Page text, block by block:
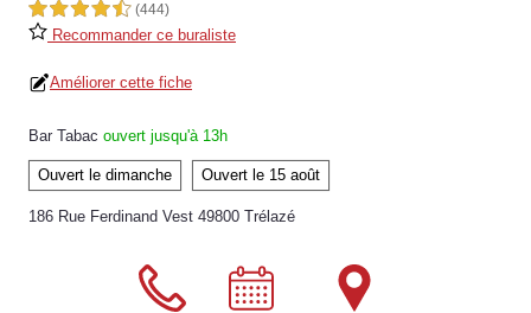
4,5 étoiles sur 5 (444)
Recommander ce buraliste
Améliorer cette fiche
Bar Tabac ouvert jusqu'à 13h
Ouvert le dimanche Ouvert le 15 août
186 Rue Ferdinand Vest 49800 Trélazé